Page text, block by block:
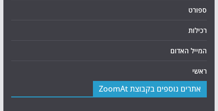
ספורט
רכילות
המייל האדום
ראשי
אתרים נוספים בקבוצת ZoomAt